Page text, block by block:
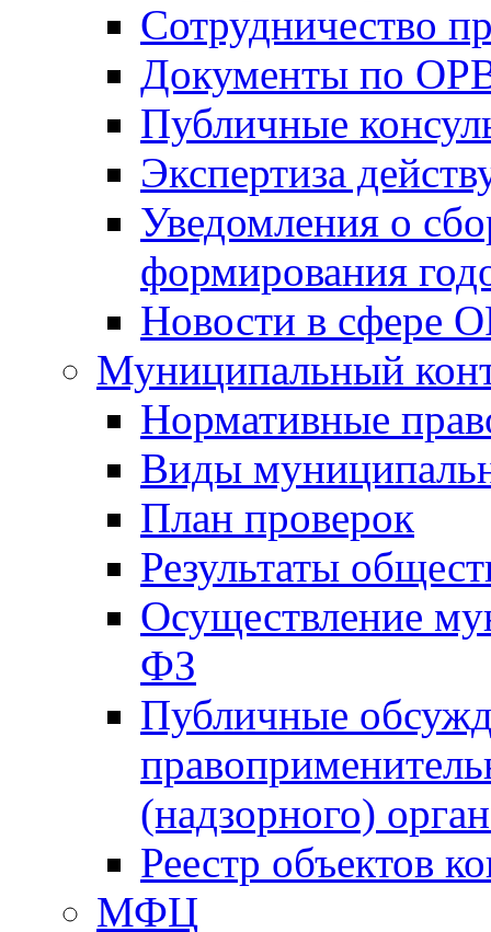
Сотрудничество
Документы по
Публичные
Экспертиза
Уведомления о
формирования
Новости в сфере
Муниципальный
Нормативные
Виды
План проверок
Результаты
Осуществление
ФЗ
Публичные
(надзорного)
Реестр объектов
МФЦ